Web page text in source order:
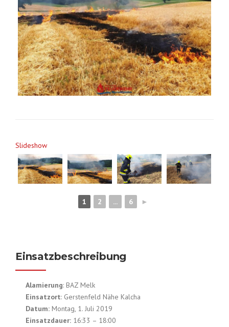
Slideshow
1 2 ... 6 ►
Einsatzbeschreibung
Alamierung: BAZ Melk
Einsatzort: Gerstenfeld Nähe Kalcha
Datum: Montag, 1. Juli 2019
Einsatzdauer: 16:33 – 18:00